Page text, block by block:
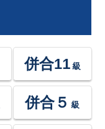
併合11 級
併合５ 級